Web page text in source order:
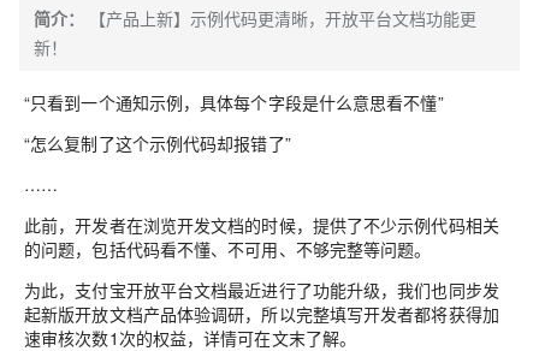
简介：
【产品上新】示例代码更清晰，开放平台文档功能更
新！
“只看到一个通知示例，具体每个字段是什么意思看不懂”
“怎么复制了这个示例代码却报错了”
……
此前，开发者在浏览开发文档的时候，提供了不少示例代码相关
的问题，包括代码看不懂、不可用、不够完整等问题。
为此，支付宝开放平台文档最近进行了功能升级，我们也同步发
起新版开放文档产品体验调研，所以完整填写开发者都将获得加
速审核次数1次的权益，详情可在文末了解。